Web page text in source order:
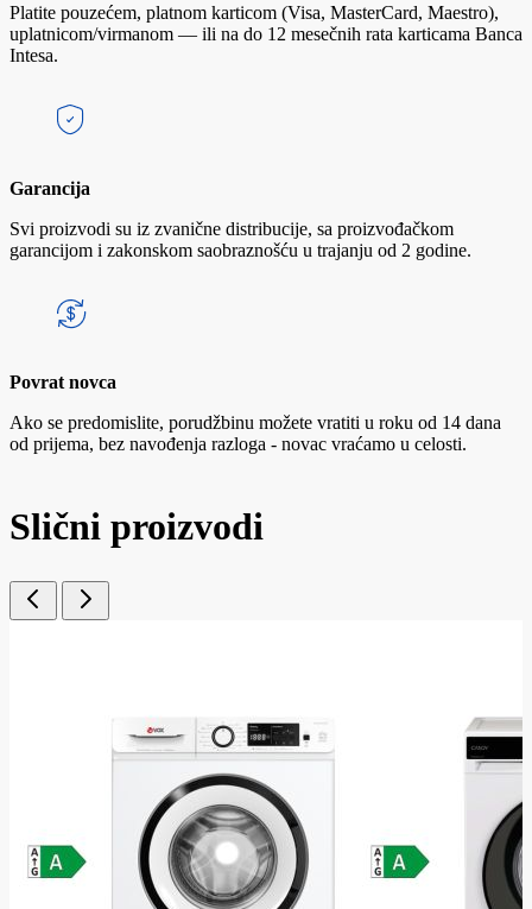
Platite pouzećem, platnom karticom (Visa, MasterCard, Maestro),
uplatnicom/virmanom — ili na do 12 mesečnih rata karticama Banca
Intesa.
Garancija
Svi proizvodi su iz zvanične distribucije, sa proizvođačkom
garancijom i zakonskom saobraznošću u trajanju od 2 godine.
Povrat novca
Ako se predomislite, porudžbinu možete vratiti u roku od 14 dana
od prijema, bez navođenja razloga - novac vraćamo u celosti.
Slični proizvodi